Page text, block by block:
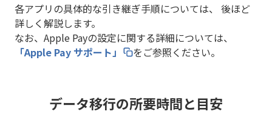
各アプリの具体的な引き継ぎ手順については、 後ほど
詳しく解説します。
なお、Apple Payの設定に関する詳細については、
「Apple Pay サポート」
をご参照ください。
データ移行の所要時間と目安